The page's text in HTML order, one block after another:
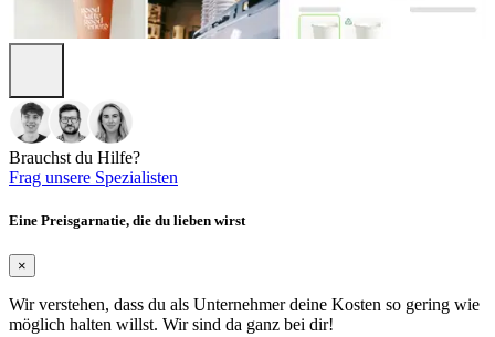
Brauchst du Hilfe?
Frag unsere Spezialisten
Eine Preisgarnatie, die du lieben wirst
×
Wir verstehen, dass du als Unternehmer deine Kosten so gering wie
möglich halten willst. Wir sind da ganz bei dir!